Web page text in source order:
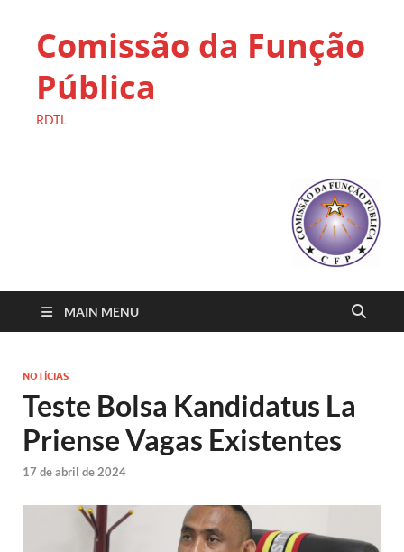
Comissão da Função
Pública
RDTL
MAIN MENU
NOTÍCIAS
Teste Bolsa Kandidatus La
Priense Vagas Existentes
17 de abril de 2024